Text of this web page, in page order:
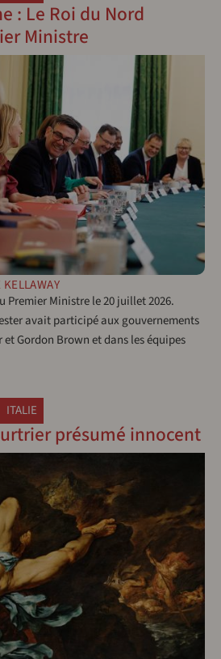
: Le Roi du Nord
Ministre
KELLAWAY
Premier Ministre le 20 juillet 2026.
avait participé aux gouvernements
Gordon Brown et dans les équipes
ITALIE
présumé innocent